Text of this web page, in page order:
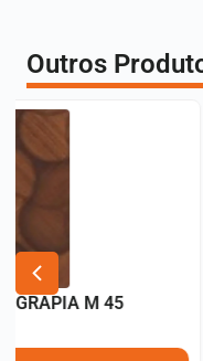
Outros
Piso